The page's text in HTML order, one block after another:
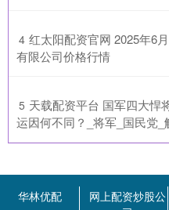
4 红太阳配资官网 2025年6
有限公司价格行情
5 天载配资平台 国军四大悍
运因何不同？_将军_国民党_
华林优配
网上配资炒股公